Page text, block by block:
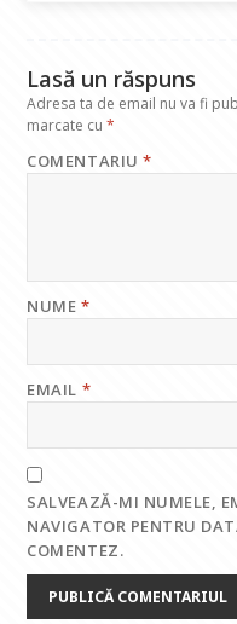
Lasă un răspuns
Adresa ta de email nu va fi
marcate cu*
COMENTARIU*
NUME*
EMAIL *
SALVEAZĂ-MI NUMELE,
NAVIGATOR PENTRU
COMENTEZ.